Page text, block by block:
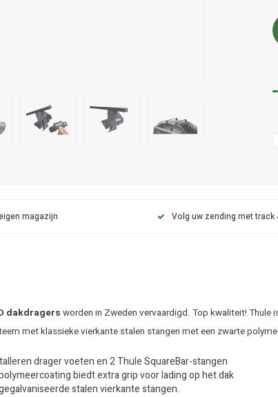
magazijn Volg uw zending met track
dakdragers worden in Zweden vervaardigd. Top kwaliteit! Thule
met klassieke vierkante stalen stangen met een zwarte
drager voeten en 2 Thule SquareBar-stangen
biedt extra grip voor lading op het dak
stalen vierkante stangen.